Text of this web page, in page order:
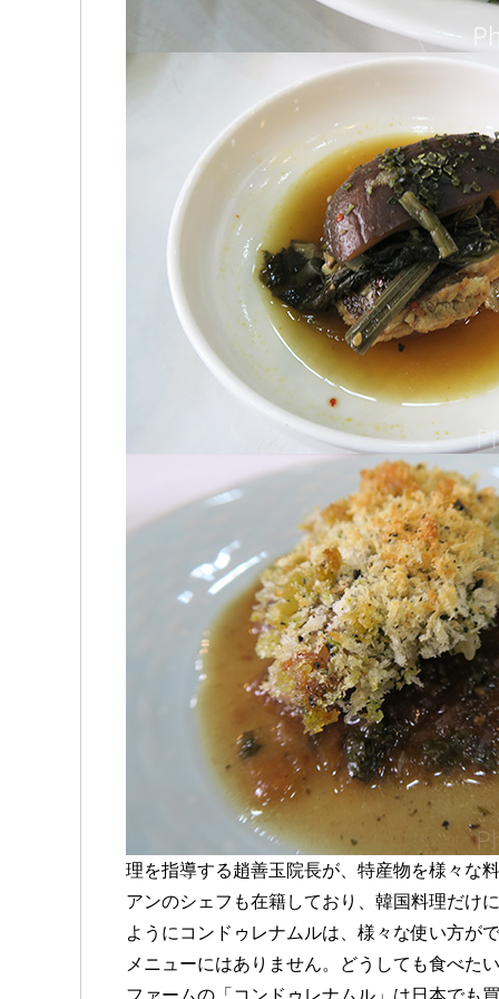
理を指導する趙善玉院長が、特産物を様々な
アンのシェフも在籍しており、韓国料理だけ
ようにコンドゥレナムルは、様々な使い方が
メニューにはありません。どうしても食べた